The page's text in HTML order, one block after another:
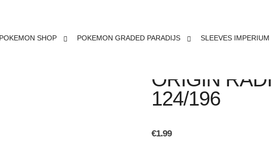
POKEMON SHOP POKEMON GRADED PARADIJS SLEEVES IMPERIUM
ORIGIN
124/196
€1.99